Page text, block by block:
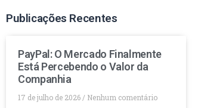
Publicações Recentes
PayPal: O Mercado Finalmente
Está Percebendo o Valor da
Companhia
17 de julho de 2026
Nenhum comentário